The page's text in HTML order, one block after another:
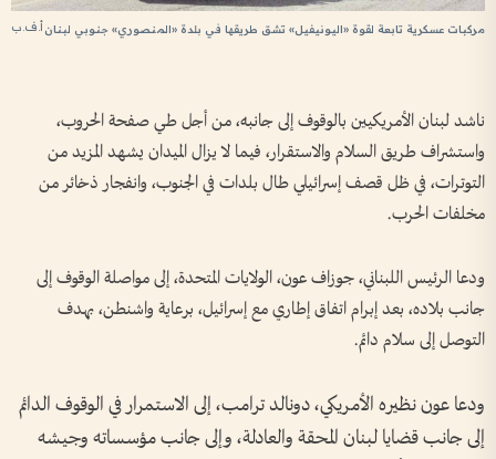
أ.ف.بمركبات عسكرية تابعة لقوة «اليونيفيل» تشق طريقها في بلدة «المنصوري» جنوبي لبنان
ناشد لبنان الأمريكيين بالوقوف إلى جانبه، من أجل طي صفحة الحروب،
واستشراف طريق السلام والاستقرار، فيما لا يزال الميدان يشهد المزيد من
التوترات، في ظل قصف إسرائيلي طال بلدات في الجنوب، وانفجار ذخائر من
مخلفات الحرب.
ودعا الرئيس اللبناني، جوزاف عون، الولايات المتحدة، إلى مواصلة الوقوف إلى
جانب بلاده، بعد إبرام اتفاق إطاري مع إسرائيل، برعاية واشنطن، بهدف
التوصل إلى سلام دائم.
ودعا عون نظيره الأمريكي، دونالد ترامب، إلى الاستمرار في الوقوف الدائم
إلى جانب قضايا لبنان المحقة والعادلة، وإلى جانب مؤسساته وجيشه